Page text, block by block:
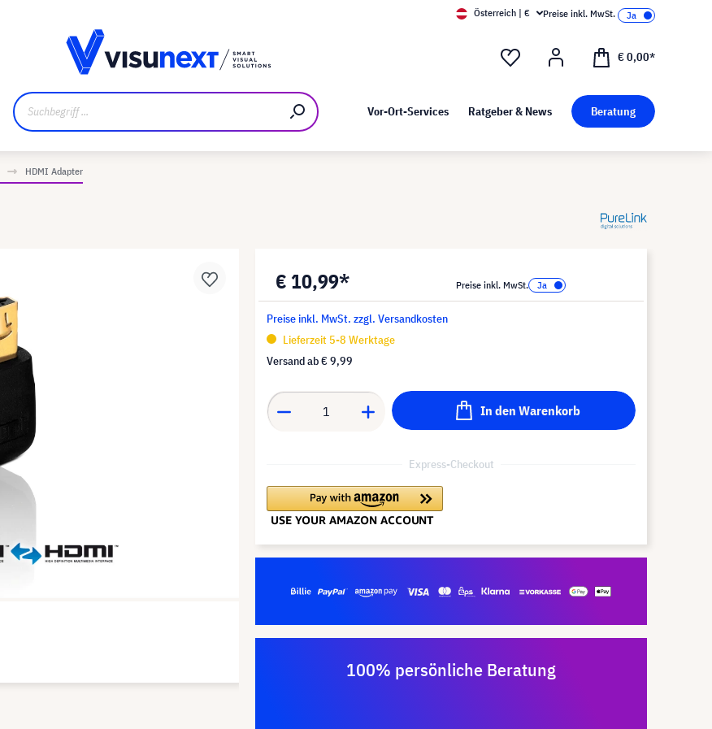
Kunst bei visunext
Österreich | € Preise inkl. MwSt.
€ 0,00*
Vor-Ort-Services Ratgeber & News Beratung
HDMI Adapter
€ 10,99* Preise inkl. MwSt.
Preise inkl. MwSt. zzgl. Versandkosten
Lieferzeit 5-8 Werktage
Versand ab€ 9,99
In den Warenkorb
Express-Checkout
100% persönliche Beratung